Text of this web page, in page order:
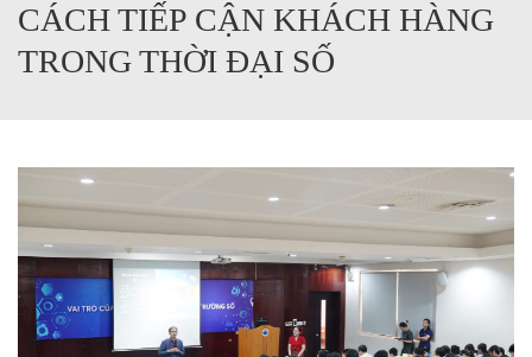
CÁCH TIẾP CẬN KHÁCH HÀNG
TRONG THỜI ĐẠI SỐ